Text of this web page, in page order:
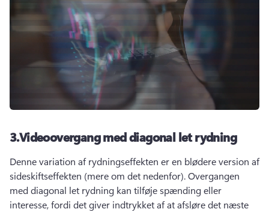
3.Videoovergang med diagonal let rydning
Denne variation af rydningseffekten er en blødere version af
sideskiftseffekten (mere om det nedenfor). Overgangen
med diagonal let rydning kan tilføje spænding eller
interesse, fordi det giver indtrykket af at afsløre det næste